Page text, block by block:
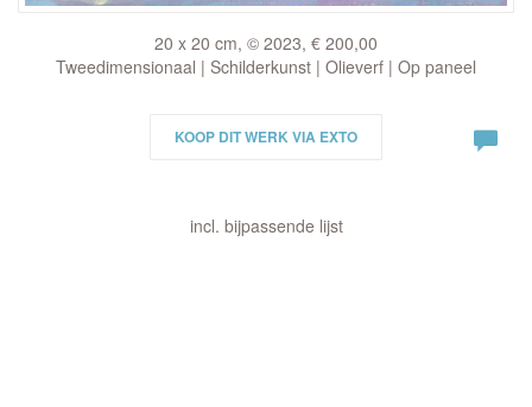
20 x 20 cm, © 2023, € 200,00
Tweedimensionaal | Schilderkunst | Olieverf | Op paneel
KOOP DIT WERK VIA EXTO
incl. bijpassende lijst